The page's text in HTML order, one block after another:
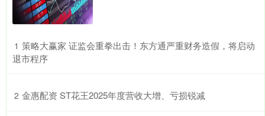
1 ​策略大赢家 证监会重拳出击！东方通严重财务造假，将启动
退市程序
2 ​金惠配资 ST花王2025年度营收大增、亏损锐减